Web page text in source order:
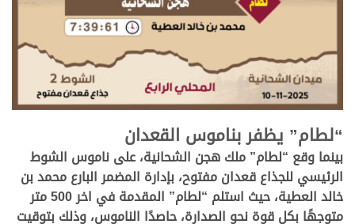
.
“لطام” يظفر بناموس القعدان
بينماوقع “لطام” ملك هجن الشحانية، على ناموس الشوط
الرئيسي للجذاع قعدان مفتوح، بإدارة المضمر البارع محمد بن
خالد العطية، حيث استلم “لطام” المقدمة في اخر 500 متر
متوجهًا بكل قوة نحو الصدارة، حاصدًا الناموس، وذلك بتوقيت